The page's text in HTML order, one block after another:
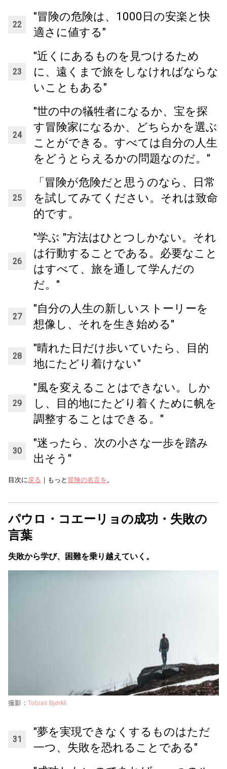
"冒険の危険は、1000日の安楽と快
適さに値する"
"近くにあるものを見つけるため
に、遠くまで旅をしなければならな
いこともある"
"世の中の犠牲者になるか、宝を探
す冒険家になるか、どちらかを選ぶ
ことができる。すべては自分の人生
をどうとらえるかの問題なのだ。"
「冒険が危険だと思うのなら、日常
を試してみてください。それは致命
的です。
"学ぶ "方法はひとつしかない。それ
は行動することである。必要なこと
はすべて、旅を通して学んだの
だ。"
"自分の人生の新しいストーリーを
想像し、それを生き始める"
"晴れた日だけ歩いていたら、目的
地にたどり着けない"
"風を変えることはできない。しか
し、目的地にたどり着くために帆を
調整することはできる。"
"迷ったら、次の小さな一歩を踏み
出そう"
目次に戻る ｜もっと 冒険の名言を。
パウロ・コエーリョの成功・失敗の
言葉
失敗から学び、困難を乗り越えていく。
撮影： Tobias Bjørkli
"夢を実現できなくするものはただ
一つ、失敗を恐れることである"